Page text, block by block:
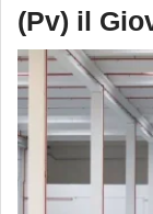
(Pv) il